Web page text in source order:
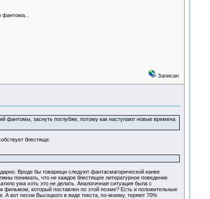
Записан
фантомы, заснуть поглубже, потому как наступают новые времена
блестяще.
Вроде бы товарищи следуют фантасмагорической канве
понимать, что не каждое блестящее литературное поведение
ума хоть это не делать. Аналогичная ситуация была с
фильмом, который поставлен по этой поэме? Есть и положительные
вот песни Высоцкого в виде текста, по-моему, теряют 70%